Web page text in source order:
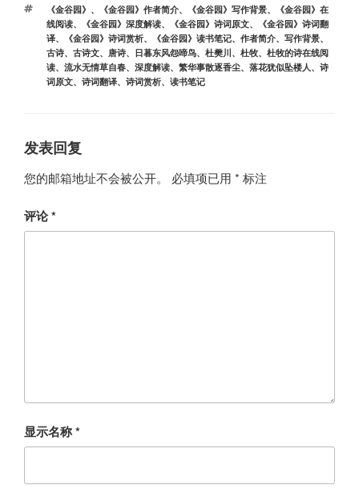
标
签
《金谷园》 、 《金谷园》作者简介、 《金谷园》写作背景、
《金谷园》在
线阅读、 《金谷园》深度解读、 《金谷园》诗词原文、
《金谷园》诗词翻
译、 《金谷园》诗词赏析、 《金谷园》读书笔记、 作者简介、 写作背景、
古诗、 古诗文、 唐诗、 日暮东风怨啼鸟、 杜樊川、 杜牧、 杜牧的诗在线阅
读、 流水无情草自春、 深度解读、 繁华事散逐香尘、 落花犹似坠楼人 、 诗
词原文、 诗词翻译、 诗词赏析、 读书笔记
发表回复
您的邮箱地址不会被公开。 必填项已用 * 标注
评论*
显示名称*